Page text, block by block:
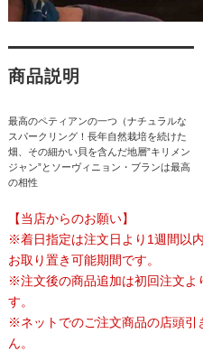
商品説明
最高のペティアンの一つ（ナチュラルな
スパークリング！長年自然栽培を続けた
畑、その細かい貝を含んだ地層”キリメン
ジャン”とソーヴィニョン・ブランは最高
の相性
【当店からのお願い】
※着日指定は注文日より1週間以
お取り置き可能期間です。
※注文後の商品追加は初回注文よ
す。
※ネットでのご注文商品の店頭引
ん。